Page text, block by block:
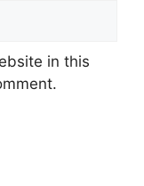
in this